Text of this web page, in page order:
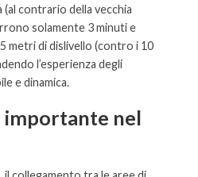
contrario della vecchia
solamente 3 minuti e
metri di dislivello (contro i 10
l’esperienza degli
e dinamica.
importante nel